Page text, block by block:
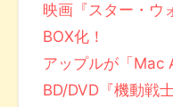
映画『スター・ウ
BOX化！
アップルが「Mac
BD/DVD『機動戦